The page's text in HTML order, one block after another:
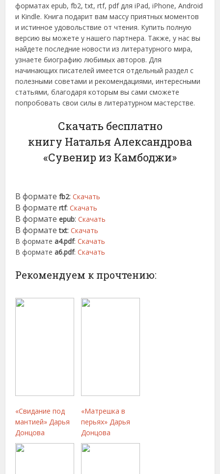
форматах epub, fb2, txt, rtf, pdf для iPad, iPhone, Android
и Kindle. Книга подарит вам массу приятных моментов
и истинное удовольствие от чтения. Купить полную
версию вы можете у нашего партнера. Также, у нас вы
найдете последние новости из литературного мира,
узнаете биографию любимых авторов. Для
начинающих писателей имеется отдельный раздел с
полезными советами и рекомендациями, интересными
статьями, благодаря которым вы сами сможете
попробовать свои силы в литературном мастерстве.
Скачать бесплатно
книгу Наталья Александрова
«Сувенир из Камбоджи»
В форматеfb2:Скачать
В форматеrtf:Скачать
В форматеepub:Скачать
В форматеtxt:Скачать
В форматеa4.pdf:Скачать
В форматеa6.pdf:Скачать
Рекомендуем к прочтению:
«Свидание под
мантией» Дарья
Донцова
«Матрешка в
перьях» Дарья
Донцова